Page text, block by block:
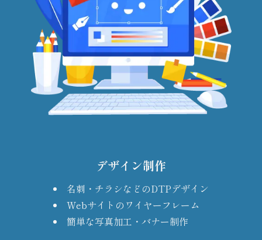
デザイン制作
名刺・チラシなどのDTPデザイン
Webサイトのワイヤーフレーム
簡単な写真加工・バナー制作